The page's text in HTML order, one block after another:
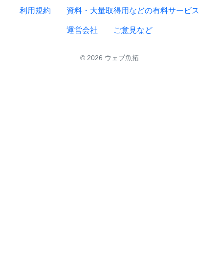
利用規約 資料・大量取得用などの有料サービス
運営会社 ご意見など
© 2026 ウェブ魚拓